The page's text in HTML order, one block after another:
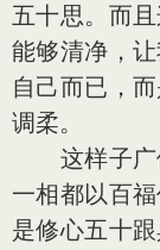
五十思。而
能够清净，
自己而已，
调柔。
这样子广
一相都以百
是修心五十